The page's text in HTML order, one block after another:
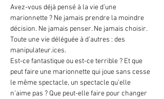
Avez-vous déjà pensé à la vie d’une
marionnette ? Ne jamais prendre la moindre
décision. Ne jamais penser. Ne jamais choisir.
Toute une vie déléguée à d’autres : des
manipulateur.ices.
Est-ce fantastique ou est-ce terrible ? Et que
peut faire une marionnette qui joue sans cesse
le même spectacle, un spectacle qu’elle
n’aime pas ? Que peut-elle faire pour changer